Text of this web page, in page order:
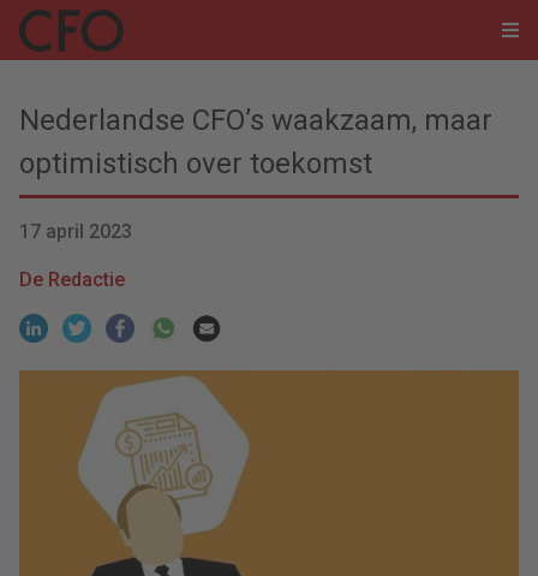
Nederlandse CFO’s waakzaam, maar
optimistisch over toekomst
17 april 2023
De Redactie